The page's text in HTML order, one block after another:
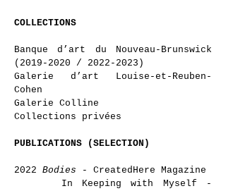
COLLECTIONS
Banque d’art du Nouveau-Brunswick
(2019-2020 / 2022-2023)
Galerie d’art Louise-et-Reuben-
Cohen
Galerie Colline
Collections privées
PUBLICATIONS (SELECTION)
2022 Bodies - CreatedHere Magazine
In Keeping with Myself -